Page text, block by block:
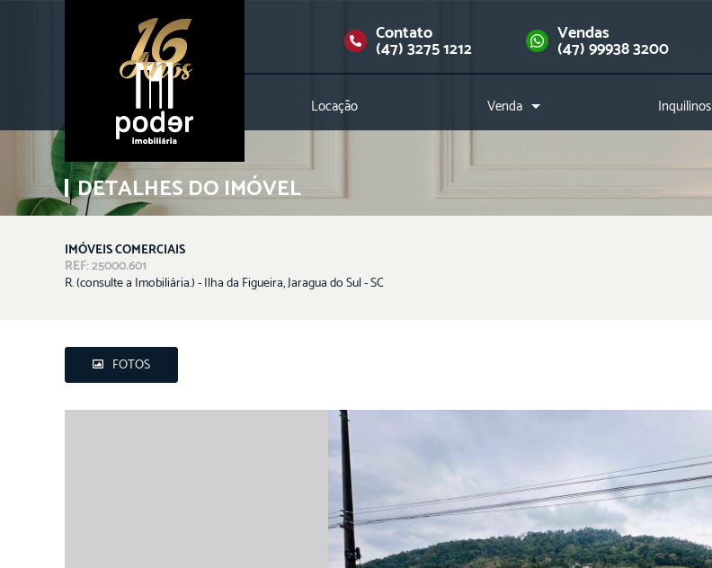
Contato
(47) 3275 1212
Vendas
(47) 99938 3200
Locação Venda Inquilinos
Downloads
DETALHES DO IMÓVEL
IMÓVEIS COMERCIAIS
REF: 25000.601
R. (consulte a Imobiliária.) - Ilha da Figueira, Jaragua do Sul - SC
FOTOS